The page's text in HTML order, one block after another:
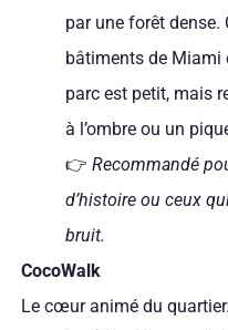
par une forêt dense.
bâtiments de Miami
parc est petit, mais
à l’ombre ou un
👉 Recommandé
d’histoire ou ceux
bruit.
CocoWalk
Le cœur animé du